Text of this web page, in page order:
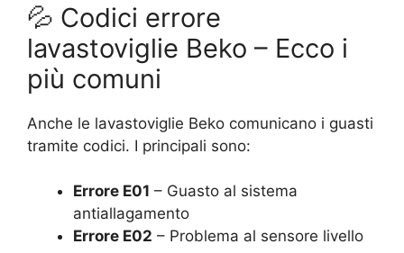
💦 Codici errore
lavastoviglie Beko – Ecco i
più comuni
Anche le lavastoviglie Beko comunicano i guasti
tramite codici. I principali sono:
Errore E01 – Guasto al sistema
antiallagamento
Errore E02 – Problema al sensore livello